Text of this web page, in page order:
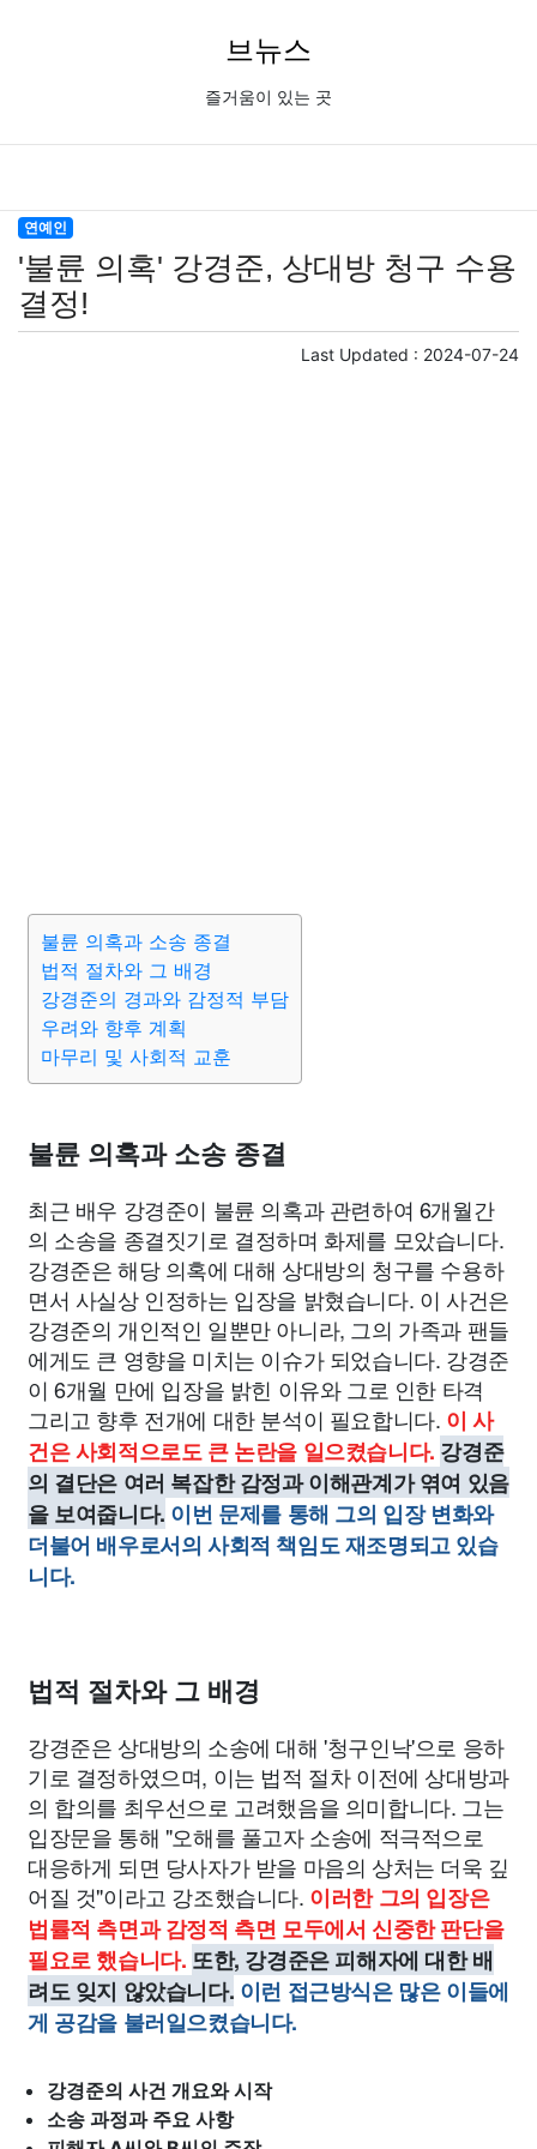
브뉴스
즐거움이 있는 곳
연예인
'불륜 의혹' 강경준, 상대방 청구 수용
결정!
Last Updated : 2024-07-24
불륜 의혹과 소송 종결
법적 절차와 그 배경
강경준의 경과와 감정적 부담
우려와 향후 계획
마무리 및 사회적 교훈
불륜 의혹과 소송 종결
최근 배우 강경준이 불륜 의혹과 관련하여 6개월간
의 소송을 종결짓기로 결정하며 화제를 모았습니다.
강경준은 해당 의혹에 대해 상대방의 청구를 수용하
면서 사실상 인정하는 입장을 밝혔습니다. 이 사건은
강경준의 개인적인 일뿐만 아니라, 그의 가족과 팬들
에게도 큰 영향을 미치는 이슈가 되었습니다. 강경준
이 6개월 만에 입장을 밝힌 이유와 그로 인한 타격
그리고 향후 전개에 대한 분석이 필요합니다. 이 사
건은 사회적으로도 큰 논란을 일으켰습니다. 강경준
의 결단은 여러 복잡한 감정과 이해관계가 엮여 있음
을 보여줍니다. 이번 문제를 통해 그의 입장 변화와
더불어 배우로서의 사회적 책임도 재조명되고 있습
니다.
법적 절차와 그 배경
강경준은 상대방의 소송에 대해 '청구인낙'으로 응하
기로 결정하였으며, 이는 법적 절차 이전에 상대방과
의 합의를 최우선으로 고려했음을 의미합니다. 그는
입장문을 통해 "오해를 풀고자 소송에 적극적으로
대응하게 되면 당사자가 받을 마음의 상처는 더욱 깊
어질 것"이라고 강조했습니다. 이러한 그의 입장은
법률적 측면과 감정적 측면 모두에서 신중한 판단을
필요로 했습니다. 또한, 강경준은 피해자에 대한 배
려도 잊지 않았습니다. 이런 접근방식은 많은 이들에
게 공감을 불러일으켰습니다.
강경준의 사건 개요와 시작
소송 과정과 주요 사항